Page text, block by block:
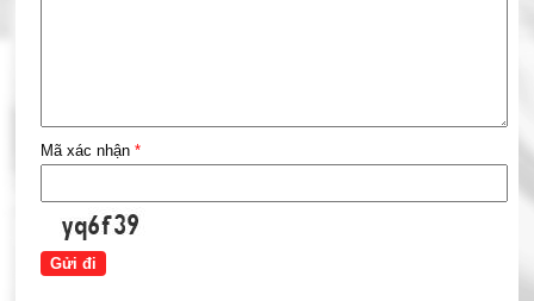
Mã xác nhận *